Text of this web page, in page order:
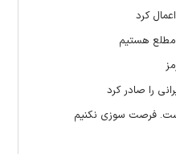
کرد
مطلع هستیم
را صادر کرد
فرصت سوزی نکنیم